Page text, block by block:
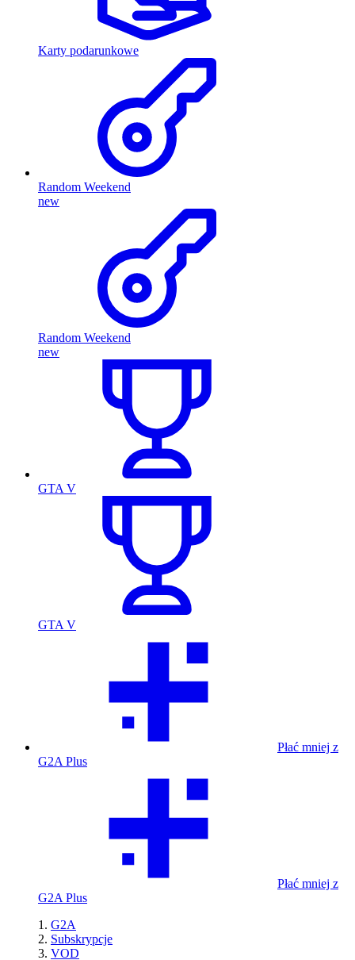
Karty podarunkowe
Random Weekend
new
Random Weekend
new
GTA V
GTA V
Płać mniej z
G2A Plus
Płać mniej z
G2A Plus
G2A
Subskrypcje
VOD